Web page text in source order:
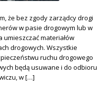
że bez zgody zarządcy drogi
w pasie drogowym lub w
umieszczać materiałów
drogowych. Wszystkie
ruchu drogowego
będą usuwane i do odbioru
w […]